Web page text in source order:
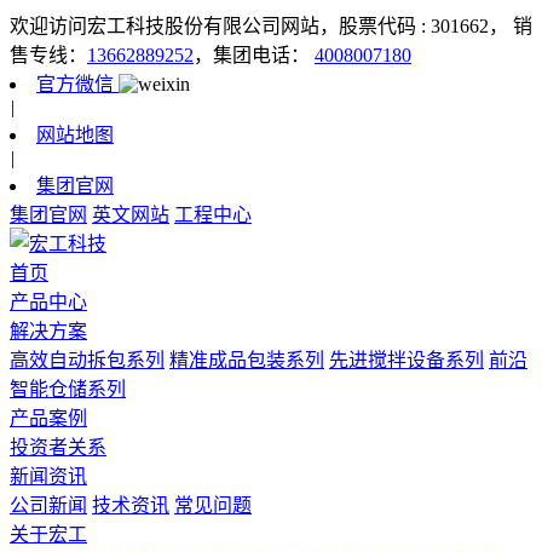
欢迎访问宏工科技股份有限公司网站，股票代码 : 301662，
销
售专线： 13662889252，集团电话： 4008007180
官方微信
|
网站地图
|
集团官网
集团官网 英文网站 工程中心
首页
产品中心
解决方案
高效自动拆包系列 精准成品包装系列 先进搅拌设备系列 前沿
智能仓储系列
产品案例
投资者关系
新闻资讯
公司新闻 技术资讯 常见问题
关于宏工